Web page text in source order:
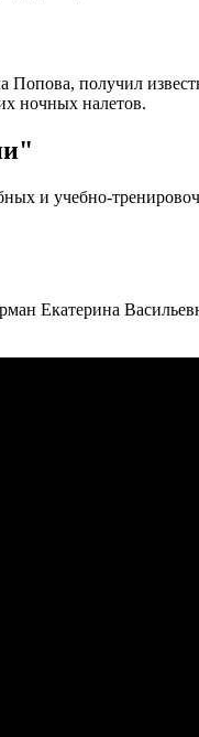
Попова, получил
ночных налетов.
и учебно-
Екатерина